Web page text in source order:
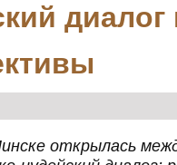
диалог
открылась